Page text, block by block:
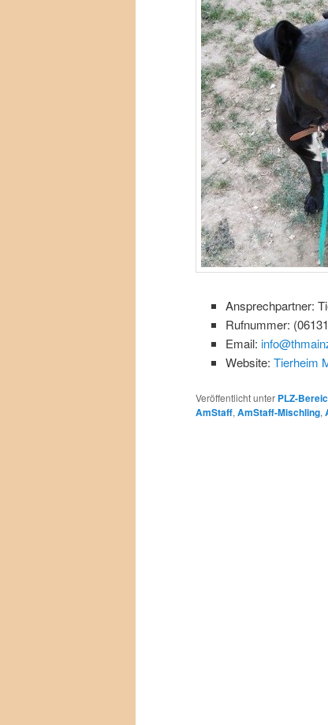
Ansprechpartner:
Rufnummer:
Email:
Website: Tierheim
Veröffentlicht unter PLZ-
AmStaff,AmStaff-Mischling,